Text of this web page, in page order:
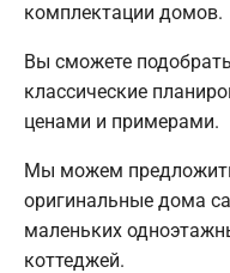
комплектации домов.
Вы сможете
классические
ценами и примерами.
Мы можем
оригинальные дома
маленьких
коттеджей.